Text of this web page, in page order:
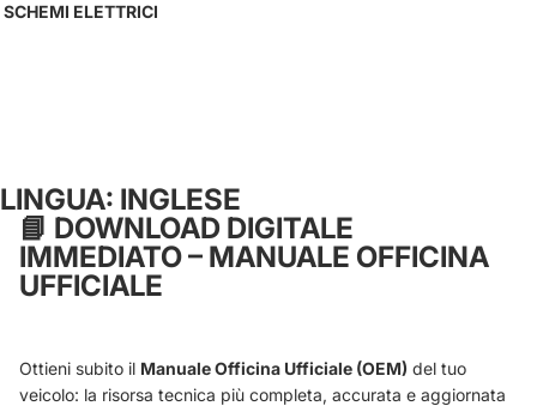
SCHEMI ELETTRICI
LINGUA: INGLESE
📘 DOWNLOAD DIGITALE
IMMEDIATO – MANUALE OFFICINA
UFFICIALE
Ottieni subito il Manuale Officina Ufficiale (OEM) del tuo
veicolo: la risorsa tecnica più completa, accurata e aggiornata